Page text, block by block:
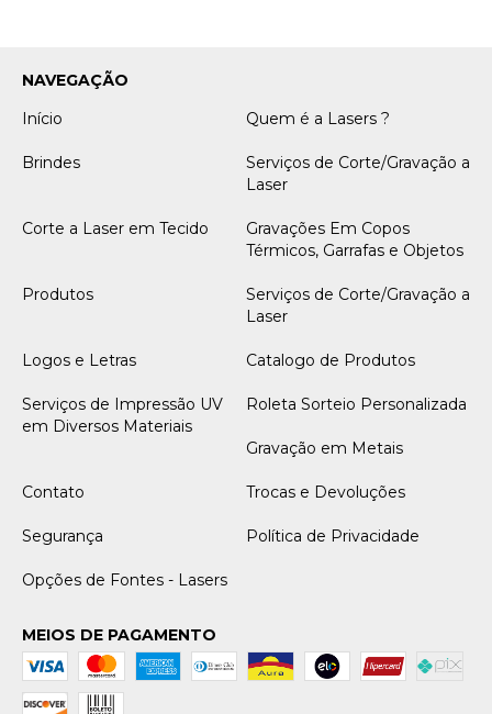
NAVEGAÇÃO
Início
Quem é a Lasers ?
Brindes
Serviços de Corte/Gravação a
Laser
Corte a Laser em Tecido
Gravações Em Copos
Térmicos, Garrafas e Objetos
Produtos
Serviços de Corte/Gravação a
Laser
Logos e Letras Catalogo de Produtos
Serviços de Impressão UV
em Diversos Materiais
Roleta Sorteio Personalizada
Gravação em Metais
Contato Trocas e Devoluções
Segurança Política de Privacidade
Opções de Fontes - Lasers
MEIOS DE PAGAMENTO